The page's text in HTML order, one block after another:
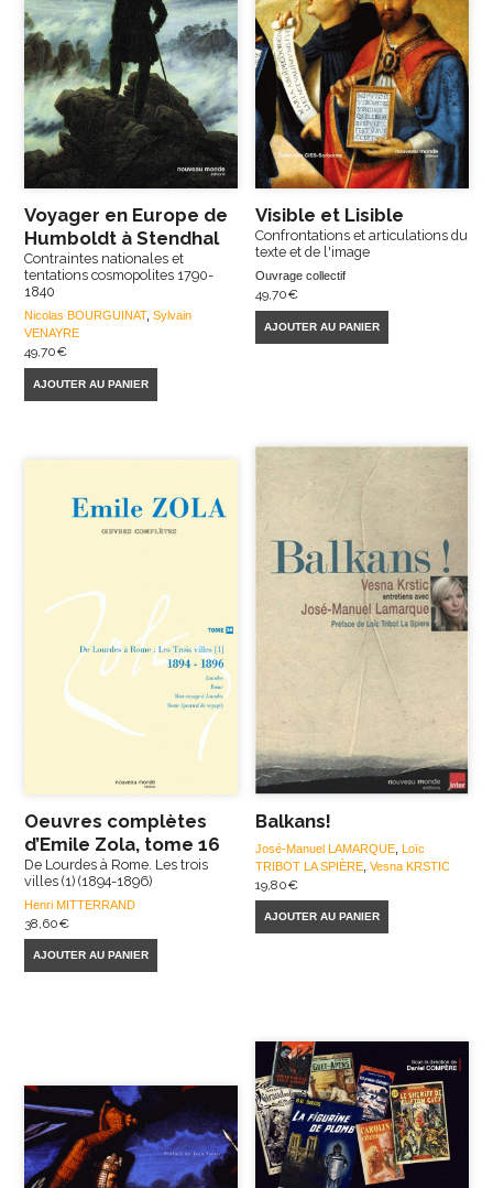
Voyager en Europe de
Humboldt à Stendhal
Contraintes nationales et
tentations cosmopolites 1790-
1840
Nicolas BOURGUINAT,Sylvain
VENAYRE
49,70€
AJOUTER AU PANIER
Visible et Lisible
Confrontations et articulations du
texte et de l'image
Ouvrage collectif
49,70€
AJOUTER AU PANIER
Oeuvres complètes
d’Emile Zola, tome 16
De Lourdes à Rome. Les trois
villes (1) (1894-1896)
Henri MITTERRAND
38,60€
AJOUTER AU PANIER
Balkans!
José-Manuel LAMARQUE ,Loïc
TRIBOT LA SPIÈRE ,Vesna KRSTIC
19,80€
AJOUTER AU PANIER